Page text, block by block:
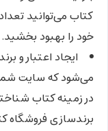
کتاب می‌توانید
خود را بهبود بخشید.
ایجاد اعتبار و
می‌شود که سایت شما
در زمینه کتاب
برندسازی